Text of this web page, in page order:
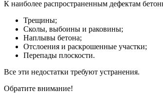
К наиболее распространенным дефектам
Трещины;
Сколы, выбоины и раковины;
Наплывы бетона;
Отслоения и раскрошенные участки;
Перепады плоскости.
Все эти недостатки требуют устранения.
Обратите внимание!